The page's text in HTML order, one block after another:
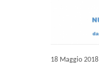
18 Maggio 2018